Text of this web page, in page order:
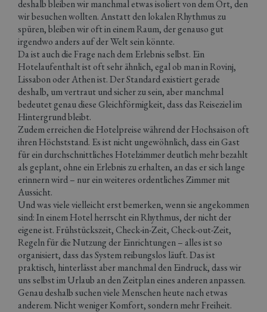
deshalb bleiben wir manchmal etwas isoliert von dem Ort, den
wir besuchen wollten. Anstatt den lokalen Rhythmus zu
spüren, bleiben wir oft in einem Raum, der genauso gut
irgendwo anders auf der Welt sein könnte.
Da ist auch die Frage nach dem Erlebnis selbst. Ein
Hotelaufenthalt ist oft sehr ähnlich, egal ob man in Rovinj,
Lissabon oder Athen ist. Der Standard existiert gerade
deshalb, um vertraut und sicher zu sein, aber manchmal
bedeutet genau diese Gleichförmigkeit, dass das Reiseziel im
Hintergrund bleibt.
Zudem erreichen die Hotelpreise während der Hochsaison oft
ihren Höchststand. Es ist nicht ungewöhnlich, dass ein Gast
für ein durchschnittliches Hotelzimmer deutlich mehr bezahlt
als geplant, ohne ein Erlebnis zu erhalten, an das er sich lange
erinnern wird – nur ein weiteres ordentliches Zimmer mit
Aussicht.
Und was viele vielleicht erst bemerken, wenn sie angekommen
sind: In einem Hotel herrscht ein Rhythmus, der nicht der
eigene ist. Frühstückszeit, Check-in-Zeit, Check-out-Zeit,
Regeln für die Nutzung der Einrichtungen – alles ist so
organisiert, dass das System reibungslos läuft. Das ist
praktisch, hinterlässt aber manchmal den Eindruck, dass wir
uns selbst im Urlaub an den Zeitplan eines anderen anpassen.
Genau deshalb suchen viele Menschen heute nach etwas
anderem. Nicht weniger Komfort, sondern mehr Freiheit.